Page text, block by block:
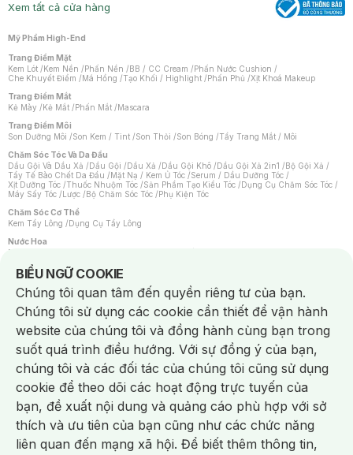
Xem tất cả cửa hàng
Mỹ Phẩm High-End
Trang Điểm Mặt
Kem Lót /Kem Nền /Phấn Nền /BB / CC Cream /Phấn Nước Cushion /
Che Khuyết Điểm /Má Hồng /Tạo Khối / Highlight /Phấn Phủ /Xịt Khoá Makeup
Trang Điểm Mắt
Kẻ Mày /Kẻ Mắt /Phấn Mắt /Mascara
Trang Điểm Môi
Son Dưỡng Môi /Son Kem / Tint /Son Thỏi /Son Bóng /Tẩy Trang Mắt / Môi
Chăm Sóc Tóc Và Da Đầu
Dầu Gội Và Dầu Xả /Dầu Gội /Dầu Xả /Dầu Gội Khô /Dầu Gội Xả 2in1 /Bộ Gội Xả /
Tẩy Tế Bào Chết Da Đầu /Mặt Nạ / Kem Ủ Tóc /Serum / Dầu Dưỡng Tóc /
Xịt Dưỡng Tóc /Thuốc Nhuộm Tóc /Sản Phẩm Tạo Kiểu Tóc /Dụng Cụ Chăm Sóc Tóc /
Máy Sấy Tóc /Lược /Bộ Chăm Sóc Tóc /Phụ Kiện Tóc
Chăm Sóc Cơ Thể
Kem Tẩy Lông /Dụng Cụ Tẩy Lông
Nước Hoa
Nước Hoa Nữ
Chăm Sóc Cá Nhân
Chống Muỗi /Khẩu Trang /Máy Massage/Mặt Nạ Xông Hơi /Nước Rửa Tay/
Sản Phẩm Chăm Sóc Khác /Bàn Chải Đánh Răng /Bàn Chải Điện/
Hỗ Trợ Trắng Răng/Kem Đánh Răng /Máy Tăm Nước/ Nước Súc Miệng/
Tăm / Chỉ Nha Khoa/ Xịt Thơm Miệng / Dung Dịch Vệ Sinh/Dưỡng Vùng Kín/
Khăn Ướt Vệ Sinh Vùng Kín/Băng Vệ Sinh/Tampon/Bọt Cạo Râu /Dao Cạo Râu/
Máy Cạo Râu
Vấn Đề Về Da
Da Dầu / Lỗ Chân Lông To/ Da Khô / Mất Nước/ Da Lão Hóa/ Da Mụn/
Da Nhạy Cảm / Kích Ứng
Da Xỉn Màu Thâm / Nám / Tàn Nhang
Quầng Thâm & Bọng Mắt /Sẹo /Viêm Da Cơ Địa
Dụng Cụ / Phụ Kiện Chăm Sóc Da
Bông Tẩy Trang
Khăn Lau Mặt Khô Dụng Cụ / Máy Rửa Mặt Máy Chăm Sóc Da
Dụng Cụ Chăm Sóc Khác
BIỂU NGỮ COOKIE
Notice about cookies usage
Chúng tôi quan tâm đến quyền riêng tư của bạn.
Chúng tôi sử dụng các cookie cần thiết để vận hành
website của chúng tôi và đồng hành cùng bạn trong
suốt quá trình điều hướng. Với sự đồng ý của bạn,
chúng tôi và các đối tác của chúng tôi cũng sử dụng
cookie để theo dõi các hoạt động trực tuyến của
bạn, đề xuất nội dung và quảng cáo phù hợp với sở
thích và ưu tiên của bạn cũng như các chức năng
liên quan đến mạng xã hội. Để biết thêm thông tin,